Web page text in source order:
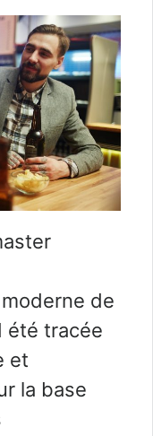
de
été tracée
et
la base